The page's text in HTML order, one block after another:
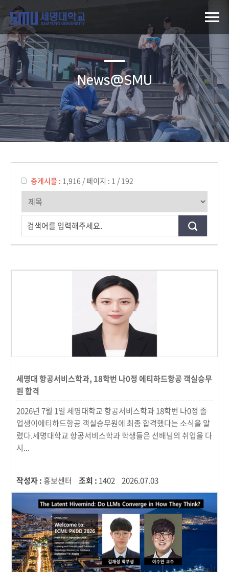
News@SMU
총게시물 : 1,916 /페이지 : 1 / 192
검색어를 입력해주세요.
세명대 항공서비스학과, 18학번 나0정 에티하드항공 객실승무
원 합격
2026년 7월 1일 세명대학교 항공서비스학과 18학번 나0정 졸
업생이에티하드항공 객실승무원에 최종 합격했다는 소식을 알
렸다.세명대학교 항공서비스학과 학생들은 선배님의 취업을 다
시...
작성자 : 홍보센터 조회 : 1402 2026.07.03